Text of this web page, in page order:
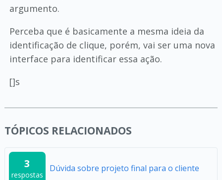
argumento.
Perceba que é basicamente a mesma ideia da
identificação de clique, porém, vai ser uma nova
interface para identificar essa ação.
[]s
TÓPICOS RELACIONADOS
3
respostas
Dúvida sobre projeto final para o cliente